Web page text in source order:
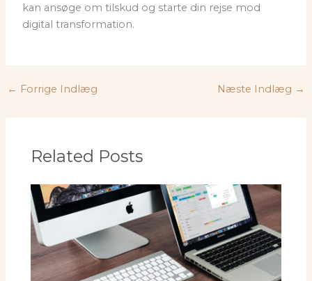
kan ansøge om tilskud og starte din rejse mod
digital transformation.
← Forrige Indlæg Næste Indlæg →
Related Posts